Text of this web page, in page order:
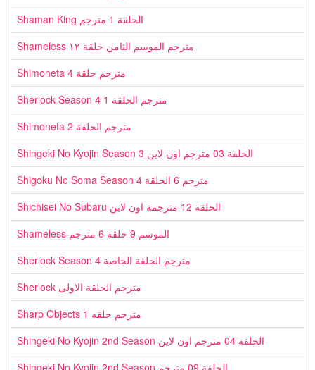
Shaman King الحلقة 1 مترجم
Shameless مترجم الموسم الثامن حلقة ١٢
Shimoneta مترجم حلقة 4
Sherlock Season 4 مترجم الحلقة 1
Shimoneta مترجم الحلقة 2
Shingeki No Kyojin Season 3 الحلقة 03 مترجم اون لاين
Shigoku No Soma Season 4 مترجم 6 الحلقة
Shichisei No Subaru الحلقة 12 مترجمة اون لاين
Shameless الموسم 9 حلقة 6 مترجم
Sherlock Season 4 مترجم الحلقة الخاصة
Sherlock مترجم الحلقة الاولى
Sharp Objects مترجم حلقه 1
Shingeki No Kyojin 2nd Season الحلقة 04 مترجم اون لاين
Shingeki No Kyojin 2nd Season الحلقة 09 مترجم